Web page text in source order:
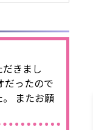
きまし
だったので
またお願